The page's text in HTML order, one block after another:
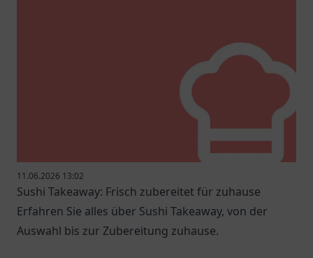
11.06.2026 13:02
Sushi Takeaway: Frisch zubereitet für zuhause
Erfahren Sie alles über Sushi Takeaway, von der
Auswahl bis zur Zubereitung zuhause.